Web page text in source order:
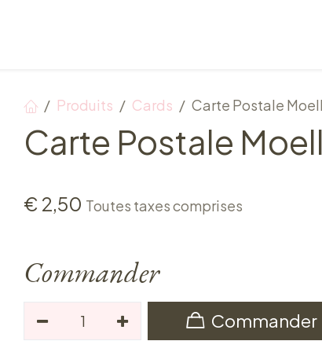
Produits Cards Carte Postale
Carte Postale
€ 2,50 Toutes taxes comprises
Commander
Commander